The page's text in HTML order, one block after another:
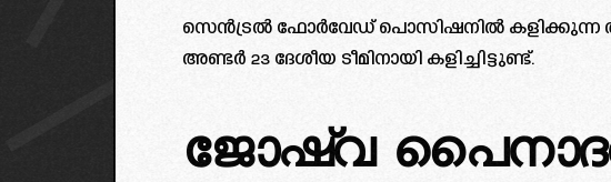
സെൻട്രൽ ഫോർവേഡ് പൊസിഷനിൽ കളിക്കുന്ന
അണ്ടർ 23 ദേശീയ ടീമിനായി കളിച്ചിട്ടുണ്ട്.
ജോഷ്വ